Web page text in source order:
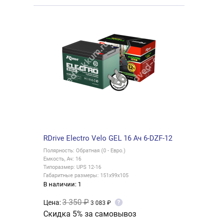
RDrive Electro Velo GEL 16 Ач 6-DZF-12
Полярность: Обратная (0 - Евро.)
Емкость, Ач: 16
Типоразмер: UPS 12-16
Габаритные размеры: 151x99x105
В наличии: 1
Цена:3 350 ₽ 3 083 ₽ ?
Скидка 5% за самовывоз